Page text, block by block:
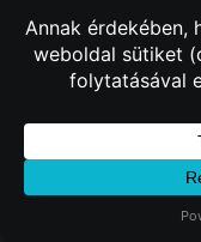
© 2026